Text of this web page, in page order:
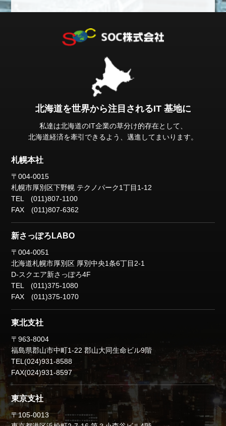
北海道を世界から注目されるIT 基地に
私達は北海道のIT企業の草分け的存在として、
北海道経済を牽引できるよう、邁進してまいります。
札幌本社
〒004-0015
札幌市厚別区下野幌 テクノパーク1丁目1-12
TEL (011)807-1100
FAX (011)807-6362
新さっぽろLABO
〒004-0051
北海道札幌市厚別区 厚別中央1条6丁目2-1
D-スクエア新さっぽろ4F
TEL (011)375-1080
FAX (011)375-1070
東北支社
〒963-8004
福島県郡山市中町1-22 郡山大同生命ビル9階
TEL(024)931-8588
FAX(024)931-8597
東京支社
〒105-0013